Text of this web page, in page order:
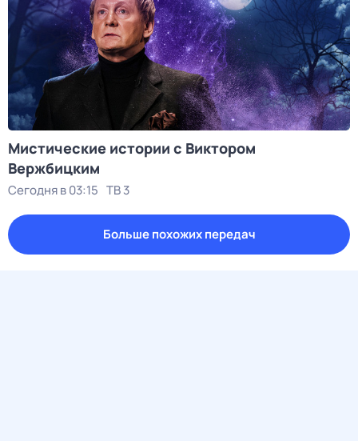
Мистические истории с Виктором
Вержбицким
Сегодня в 03:15 ТВ 3
Больше похожих передач